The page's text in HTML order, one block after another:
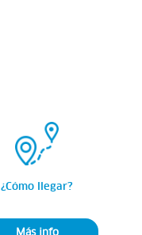
¿Cómo llegar?
Más info